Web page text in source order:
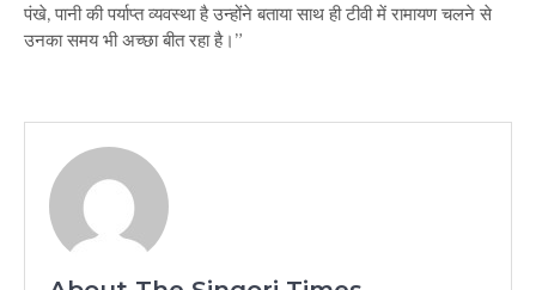
पंखे, पानी की पर्याप्त व्यवस्था है उन्होंने बताया साथ ही टीवी में रामायण चलने से
उनका समय भी अच्छा बीत रहा है।”